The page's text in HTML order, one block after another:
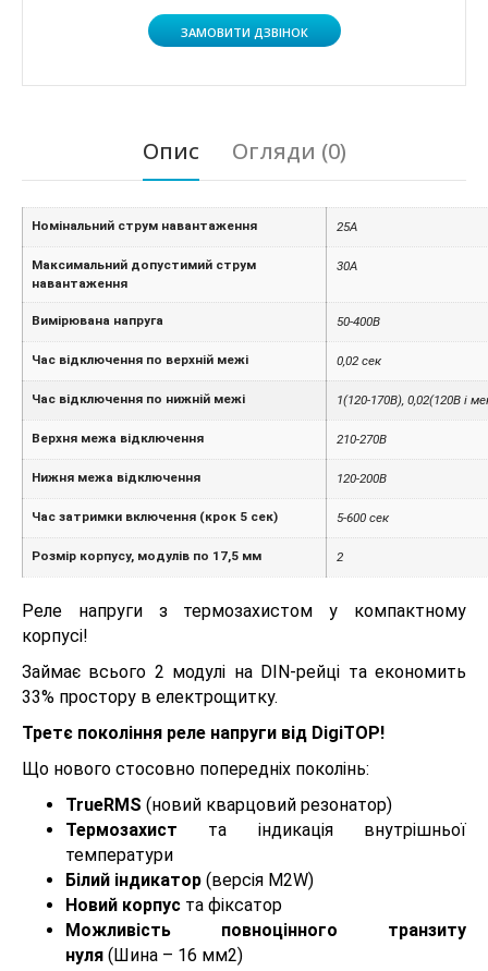
ЗАМОВИТИ ДЗВІНОК
Опис Огляди (0)
Номінальний струм навантаження 25А
Максимальний допустимий струм
навантаження
30A
Вимірювана напруга 50-400B
Час відключення по верхній межі 0,02 сек
Час відключення по нижній межі 1(120-170В), 0,02(120В і
Верхня межа відключення 210-270В
Нижня межа відключення 120-200В
Час затримки включення (крок 5 сек) 5-600 сек
Розмір корпусу, модулів по 17,5 мм 2
Реле напруги з термозахистом у компактному
корпусі!
Займає всього 2 модулі на DIN-рейці та економить
33% простору в електрощитку.
Третє покоління реле напруги від DigiTOP!
Що нового стосовно попередніх поколінь:
TrueRMS (новий кварцовий резонатор)
Термозахист та індикація внутрішньої
температури
Білий індикатор (версія M2W)
Новий корпус та фіксатор
Можливість повноцінного транзиту
нуля (Шина – 16 мм2)